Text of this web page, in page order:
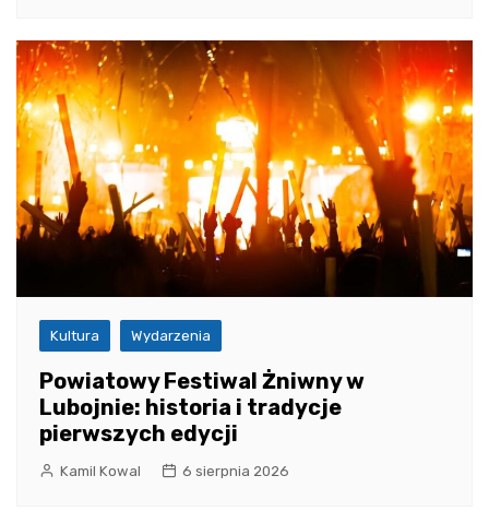
Kultura Wydarzenia
Powiatowy Festiwal Żniwny w
Lubojnie: historia i tradycje
pierwszych edycji
Kamil Kowal 6 sierpnia 2026